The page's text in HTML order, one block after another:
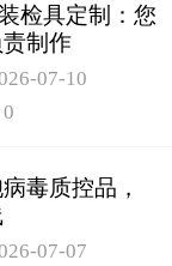
检具定制：您
制作
07-10
0
毒质控品，
07-07